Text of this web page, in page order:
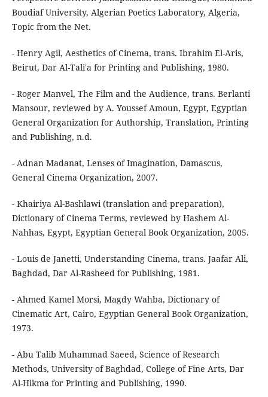
Boudiaf University, Algerian Poetics Laboratory, Algeria,
Topic from the Net.
- Henry Agil, Aesthetics of Cinema, trans. Ibrahim El-Aris,
Beirut, Dar Al-Tali'a for Printing and Publishing, 1980.
- Roger Manvel, The Film and the Audience, trans. Berlanti
Mansour, reviewed by A. Youssef Amoun, Egypt, Egyptian
General Organization for Authorship, Translation, Printing
and Publishing, n.d.
- Adnan Madanat, Lenses of Imagination, Damascus,
General Cinema Organization, 2007.
- Khairiya Al-Bashlawi (translation and preparation),
Dictionary of Cinema Terms, reviewed by Hashem Al-
Nahhas, Egypt, Egyptian General Book Organization, 2005.
- Louis de Janetti, Understanding Cinema, trans. Jaafar Ali,
Baghdad, Dar Al-Rasheed for Publishing, 1981.
- Ahmed Kamel Morsi, Magdy Wahba, Dictionary of
Cinematic Art, Cairo, Egyptian General Book Organization,
1973.
- Abu Talib Muhammad Saeed, Science of Research
Methods, University of Baghdad, College of Fine Arts, Dar
Al-Hikma for Printing and Publishing, 1990.